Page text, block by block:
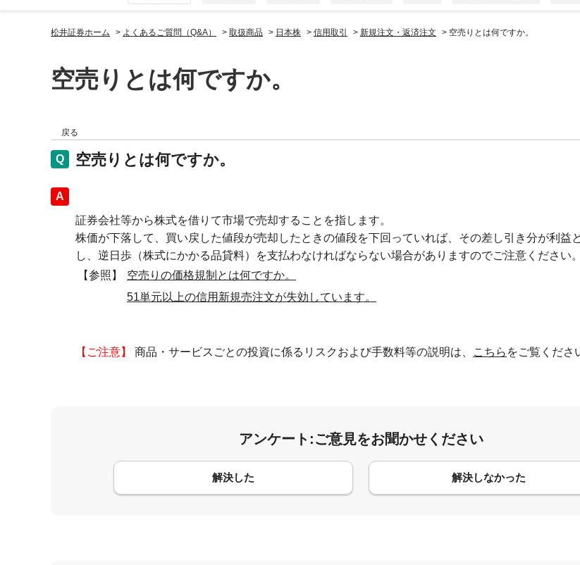
松井証券ホーム > よくあるご質問（Q&A） > 取扱商品 > 日本株 > 信用取引 > 新規注文・返済注文 > 空売りとは何ですか。
空売りとは何ですか。
戻る
空売りとは何ですか。
回答
証券会社等から株式を借りて市場で売却することを指します。
株価が下落して、買い戻した値段が売却したときの値段を下回っていれば、その差し引き分が利益
し、逆日歩（株式にかかる品貸料）を支払わなければならない場合がありますのでご注意ください。
【参照】
空売りの価格規制とは何ですか。
51単元以上の信用新規売注文が失効しています。
【ご注意】 商品・サービスごとの投資に係るリスクおよび手数料等の説明は、 こちら をご覧くださ
アンケート:ご意見をお聞かせください
解決した 解決しなかった
コメント